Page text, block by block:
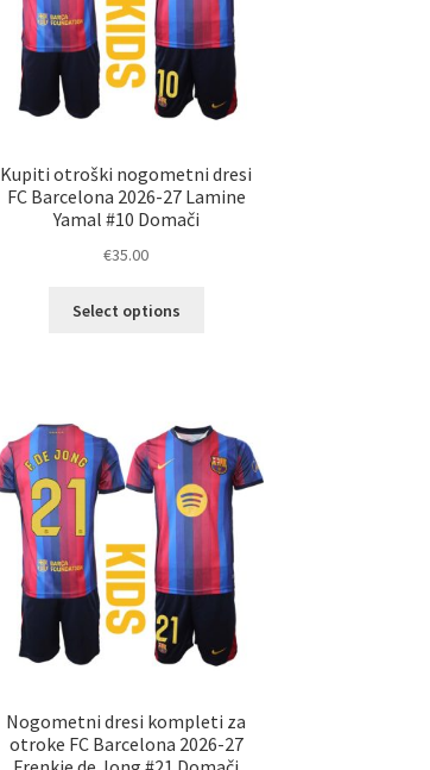
izdelka
Kupiti otroški nogometni dresi
FC Barcelona 2026-27 Lamine
Yamal #10 Domači
€35.00
Select options
Možnosti
lahko
izberete
na
strani
izdelka
Nogometni dresi kompleti za
otroke FC Barcelona 2026-27